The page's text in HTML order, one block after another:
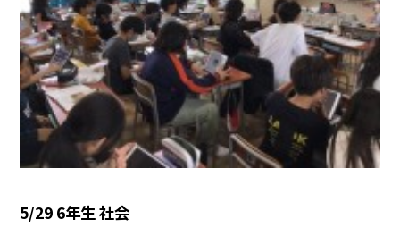
5/29 6年生 社会